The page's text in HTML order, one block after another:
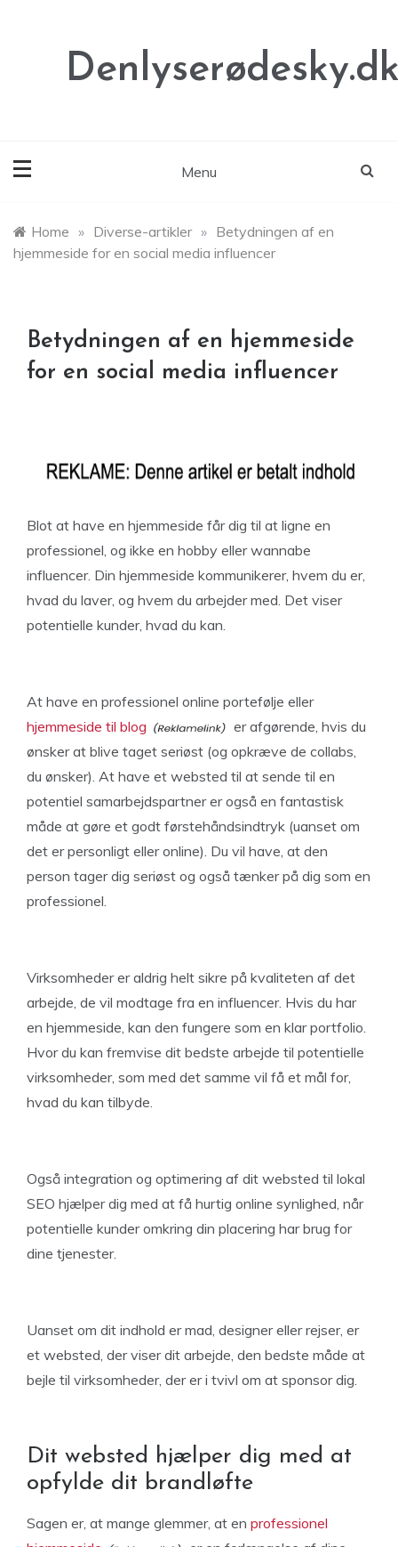
Menu
Home » Diverse-artikler » Betydningen af en
hjemmeside for en social media influencer
Betydningen af en hjemmeside
for en social media influencer
Blot at have en hjemmeside får dig til at ligne en
professionel, og ikke en hobby eller wannabe
influencer. Din hjemmeside kommunikerer, hvem du er,
hvad du laver, og hvem du arbejder med. Det viser
potentielle kunder, hvad du kan.
At have en professionel online portefølje eller
hjemmeside til blog
er afgørende, hvis du
ønsker at blive taget seriøst (og opkræve de collabs,
du ønsker). At have et websted til at sende til en
potentiel samarbejdspartner er også en fantastisk
måde at gøre et godt førstehåndsindtryk (uanset om
det er personligt eller online). Du vil have, at den
person tager dig seriøst og også tænker på dig som en
professionel.
Virksomheder er aldrig helt sikre på kvaliteten af det
arbejde, de vil modtage fra en influencer. Hvis du har
en hjemmeside, kan den fungere som en klar portfolio.
Hvor du kan fremvise dit bedste arbejde til potentielle
virksomheder, som med det samme vil få et mål for,
hvad du kan tilbyde.
Også integration og optimering af dit websted til lokal
SEO hjælper dig med at få hurtig online synlighed, når
potentielle kunder omkring din placering har brug for
dine tjenester.
Uanset om dit indhold er mad, designer eller rejser, er
et websted, der viser dit arbejde, den bedste måde at
bejle til virksomheder, der er i tvivl om at sponsor dig.
Dit websted hjælper dig med at
opfylde dit brandløfte
Sagen er, at mange glemmer, at en professionel